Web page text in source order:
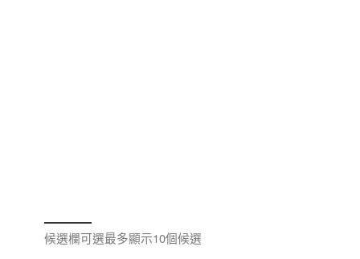
候選欄可選最多顯示10個候選